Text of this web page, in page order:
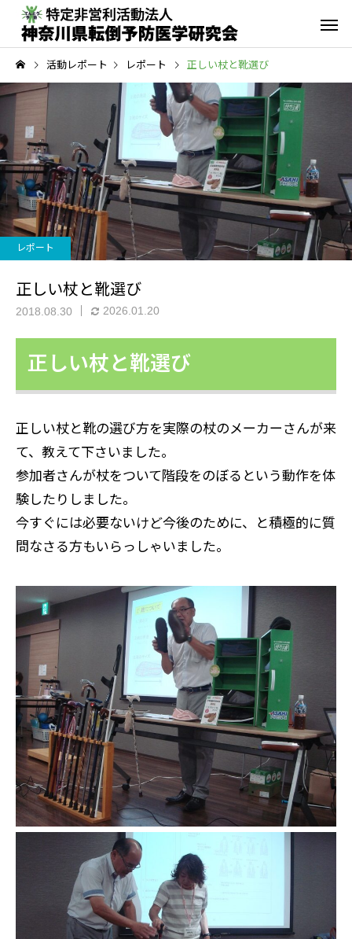
転倒予防教室 青葉GoGo
年間活動報告
2023年間活動報告
青葉GoGoクラブ
青葉GoGoクラブ
2月26日 落語の笑い
活動レポート レポート 正しい杖と靴選び
レポート
正しい杖と靴選び
2018.08.30 2026.01.20
正しい杖と靴選び
正しい杖と靴の選び方を実際の杖のメーカーさんが来
て、教えて下さいました。
参加者さんが杖をついて階段をのぼるという動作を体
験したりしました。
今すぐには必要ないけど今後のために、と積極的に質
問なさる方もいらっしゃいました。